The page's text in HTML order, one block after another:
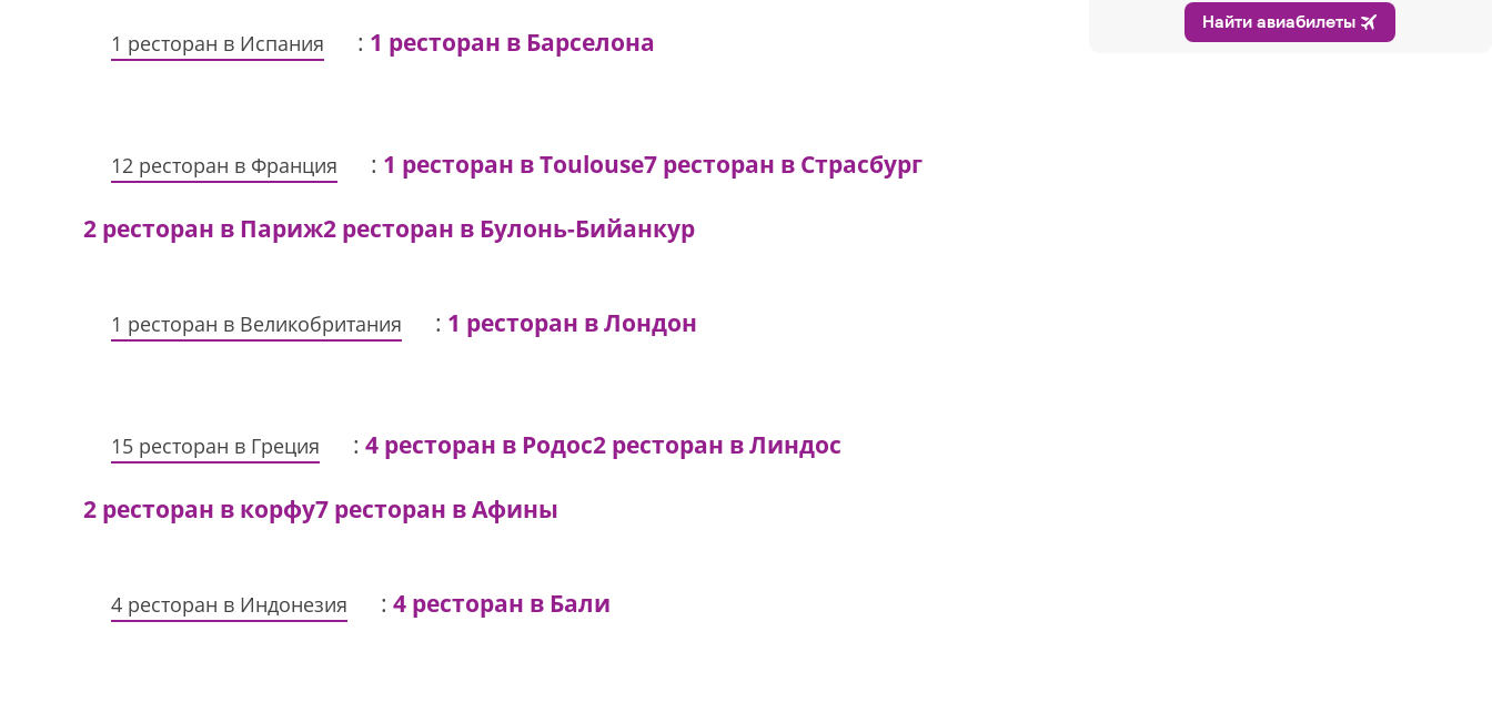
1 ресторан в Испания : 1 ресторан в Барселона
12 ресторан в Франция : 1 ресторан в Toulouse7 ресторан в Страсбург
2 ресторан в Париж2 ресторан в Булонь-Бийанкур
1 ресторан в Великобритания : 1 ресторан в Лондон
15 ресторан в Греция :4 ресторан в Родос2 ресторан в Линдос
2 ресторан в корфу7 ресторан в Афины
4 ресторан в Индонезия :4 ресторан в Бали